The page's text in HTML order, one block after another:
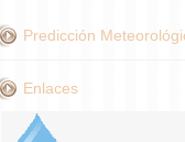
Predicción
Enlaces